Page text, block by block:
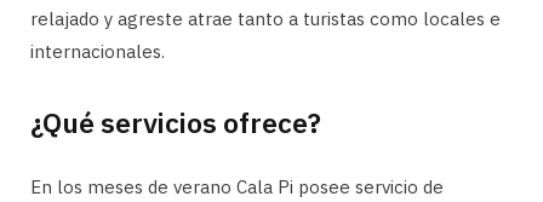
relajado y agreste atrae tanto a turistas como locales e
internacionales.
¿Qué servicios ofrece?
En los meses de verano Cala Pi posee servicio de